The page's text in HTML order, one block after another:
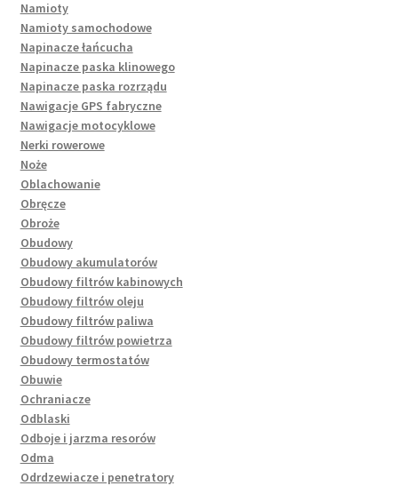
Namioty
Namioty samochodowe
Napinacze łańcucha
Napinacze paska klinowego
Napinacze paska rozrządu
Nawigacje GPS fabryczne
Nawigacje motocyklowe
Nerki rowerowe
Noże
Oblachowanie
Obręcze
Obroże
Obudowy
Obudowy akumulatorów
Obudowy filtrów kabinowych
Obudowy filtrów oleju
Obudowy filtrów paliwa
Obudowy filtrów powietrza
Obudowy termostatów
Obuwie
Ochraniacze
Odblaski
Odboje i jarzma resorów
Odma
Odrdzewiacze i penetratory